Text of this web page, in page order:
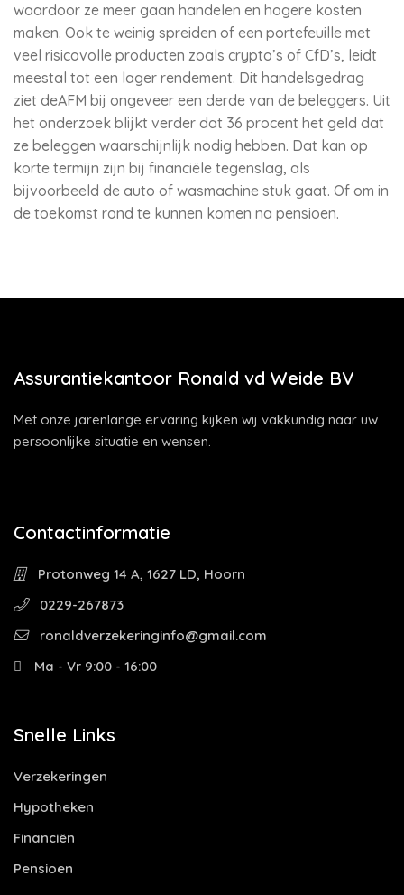
waardoor ze meer gaan handelen en hogere kosten
maken. Ook te weinig spreiden of een portefeuille met
veel risicovolle producten zoals crypto’s of CfD’s, leidt
meestal tot een lager rendement. Dit handelsgedrag
ziet deAFM bij ongeveer een derde van de beleggers. Uit
het onderzoek blijkt verder dat 36 procent het geld dat
ze beleggen waarschijnlijk nodig hebben. Dat kan op
korte termijn zijn bij financiële tegenslag, als
bijvoorbeeld de auto of wasmachine stuk gaat. Of om in
de toekomst rond te kunnen komen na pensioen.
Assurantiekantoor Ronald vd Weide BV
Met onze jarenlange ervaring kijken wij vakkundig naar uw
persoonlijke situatie en wensen.
Contactinformatie
Protonweg 14 A, 1627 LD, Hoorn
0229-267873
ronaldverzekeringinfo@gmail.com
Ma - Vr 9:00 - 16:00
Snelle Links
Verzekeringen
Hypotheken
Financiën
Pensioen